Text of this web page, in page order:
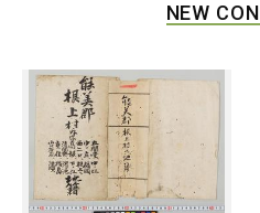
NEW